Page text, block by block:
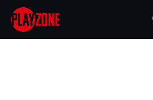
Přejít
hlavnímu